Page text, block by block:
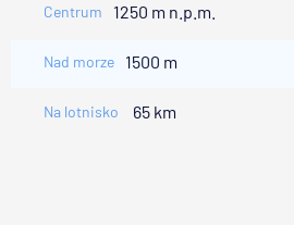
Centrum 1250 m n.p.m.
Nad morze 1500 m
Na lotnisko 65 km